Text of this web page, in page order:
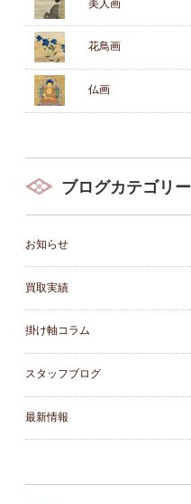
美人画
花鳥画
仏画
ブログカテゴリー
お知らせ
買取実績
掛け軸コラム
スタッフブログ
最新情報